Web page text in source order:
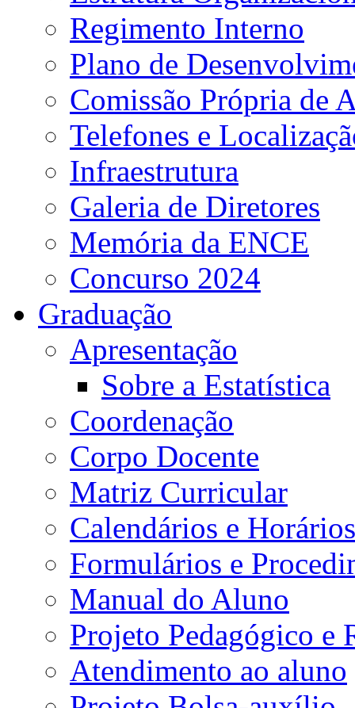
Regimento Interno
Plano de
Comissão Própria de
Telefones e
Infraestrutura
Galeria de Diretores
Memória da ENCE
Concurso 2024
Graduação
Apresentação
Sobre a Estatística
Coordenação
Corpo Docente
Matriz Curricular
Calendários e Horários
Formulários e
Manual do Aluno
Projeto Pedagógico e
Atendimento ao aluno